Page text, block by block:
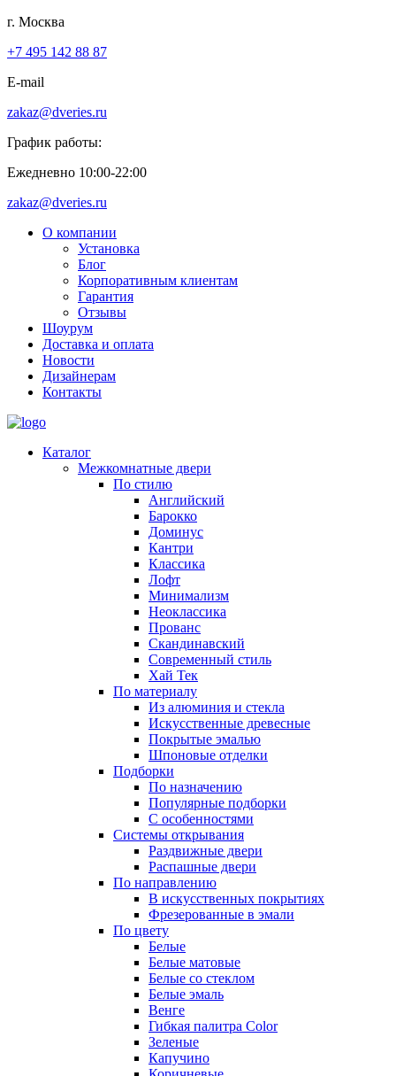
г. Москва
+7 495 142 88 87
E-mail
zakaz@dveries.ru
График работы:
Ежедневно 10:00-22:00
zakaz@dveries.ru
О компании
Установка
Блог
Корпоративным клиентам
Гарантия
Отзывы
Шоурум
Доставка и оплата
Новости
Дизайнерам
Контакты
Каталог
Межкомнатные двери
По стилю
Английский
Барокко
Доминус
Кантри
Классика
Лофт
Минимализм
Неоклассика
Прованс
Скандинавский
Современный стиль
Хай Тек
По материалу
Из алюминия и стекла
Искусственные древесные
Покрытые эмалью
Шпоновые отделки
Подборки
По назначению
Популярные подборки
С особенностями
Системы открывания
Раздвижные двери
Распашные двери
По направлению
В искусственных покрытиях
Фрезерованные в эмали
По цвету
Белые
Белые матовые
Белые со стеклом
Белые эмаль
Венге
Гибкая палитра Color
Зеленые
Капучино